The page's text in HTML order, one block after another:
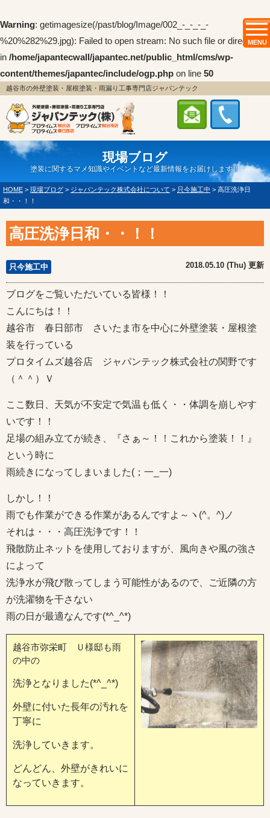
Warning: getimagesize(/past/blog/Image/002_-_-_-_-
%20%282%29.jpg): Failed to open stream: No such file or directory
in /home/japantecwall/japantec.net/public_html/cms/wp-
content/themes/japantec/include/ogp.php on line 50
MENU
越谷市の外壁塗装・屋根塗装・雨漏り工事専門店ジャパンテック
現場ブログ
塗装に関するマメ知識やイベントなど最新情報をお届けします！
HOME > 現場ブログ > ジャパンテック株式会社について > 只今施工中 > 高圧洗浄日
和・・！！
高圧洗浄日和・・！！
只今施工中 2018.05.10 (Thu) 更新
ブログをご覧いただいている皆様！！
こんにちは！！
越谷市 春日部市 さいたま市を中心に外壁塗装・屋根塗
装を行っている
プロタイムズ越谷店 ジャパンテック株式会社の関野です
（＾＾）Ｖ
ここ数日、天気が不安定で気温も低く・・体調を崩しやす
いです！！
足場の組み立てが続き、『さぁ～！！これから塗装！！』
という時に
雨続きになってしまいました(；一_一)
しかし！！
雨でも作業ができる作業があるんですよ～ヽ(^。^)ノ
それは・・・高圧洗浄です！！
飛散防止ネットを使用しておりますが、風向きや風の強さ
によって
洗浄水が飛び散ってしまう可能性があるので、ご近隣の方
が洗濯物を干さない
雨の日が最適なんです(*^_^*)
越谷市弥栄町 Ｕ様邸も雨
の中の
洗浄となりました(*^_^*)
外壁に付いた長年の汚れを
丁寧に
洗浄していきます。
どんどん、外壁がきれいに
なっていきます。